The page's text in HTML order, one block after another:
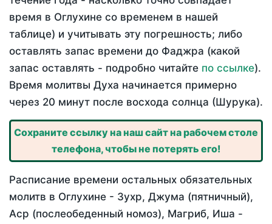
время в Оглухине со временем в нашей
таблице) и учитывать эту погрешность; либо
оставлять запас времени до Фаджра (какой
запас оставлять - подробно читайте по ссылке).
Время молитвы Духа начинается примерно
через 20 минут после восхода солнца (Шурука).
Сохраните ссылку на наш сайт на рабочем столе
телефона, чтобы не потерять его!
Расписание времени остальных обязательных
молитв в Оглухине - Зухр, Джума (пятничный),
Аср (послеобеденный номоз), Магриб, Иша -